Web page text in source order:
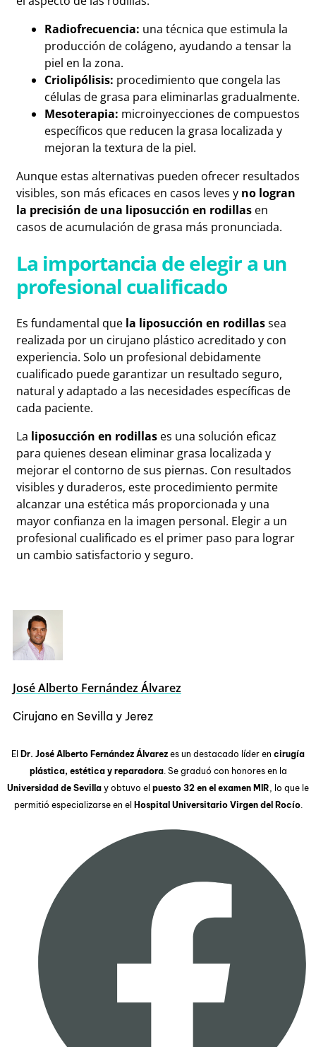
Radiofrecuencia: una técnica que estimula la
producción de colágeno, ayudando a tensar la
piel en la zona.
Criolipólisis: procedimiento que congela las
células de grasa para eliminarlas gradualmente.
Mesoterapia: microinyecciones de compuestos
específicos que reducen la grasa localizada y
mejoran la textura de la piel.
Aunque estas alternativas pueden ofrecer resultados
visibles, son más eficaces en casos leves y no logran
la precisión de una liposucción en rodillas en
casos de acumulación de grasa más pronunciada.
La importancia de elegir a un
profesional cualificado
Es fundamental que la liposucción en rodillassea
realizada por un cirujano plástico acreditado y con
experiencia. Solo un profesional debidamente
cualificado puede garantizar un resultado seguro,
natural y adaptado a las necesidades específicas de
cada paciente.
La liposucción en rodillas es una solución eficaz
para quienes desean eliminar grasa localizada y
mejorar el contorno de sus piernas. Con resultados
visibles y duraderos, este procedimiento permite
alcanzar una estética más proporcionada y una
mayor confianza en la imagen personal. Elegir a un
profesional cualificado es el primer paso para lograr
un cambio satisfactorio y seguro.
José Alberto Fernández Álvarez
Cirujano en Sevilla y Jerez
El Dr. José Alberto Fernández Álvarez es un destacado líder en cirugía
plástica, estética y reparadora. Se graduó con honores en la
Universidad de Sevilla y obtuvo el puesto 32 en el examen MIR, lo que le
permitió especializarse en el Hospital Universitario Virgen del Rocío.